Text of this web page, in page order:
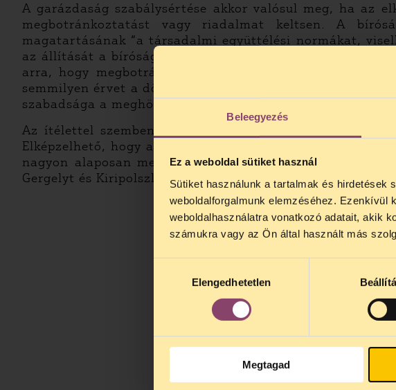
Beleegyezés
Ez a weboldal sütiket használ
Sütiket használunk a tartalmak és
weboldalforgalmunk elemzéséhez. Ezenkívül
weboldalhasználatra vonatkozó adatait, akik
számukra vagy az Ön által használt más
kiválasztásaElengedhetetlen
Megtagad
A garázdaság szabálysértése akkor valósul meg, ha az
megbotránkoztatást vagy riadalmat keltsen. A
magatartásának “a társadalmi együttélési normákat,
az állítását a bíróság mivel támasztja alá, az ítéletből
arra, hogy megbotránkoztatást vagy riadalmat keltsen,
semmilyen érvet a döntés azzal az alkotmánybírósági és
szabadsága a meghökkentő, sokkoló
Az ítélettel szemben fellebbezünk, mert a bíróság
Elképzelhető, hogy az ilyen, politikai
nagyon alaposan meg kell indokolnia, hogy miért
Gergelyt és Kiripolszky Csongort dr. Hüttl Tivadar, a TASZ
TELEFONOS
Kedves érdeklődő,
augusztus 24 között
kedden, 13 és 15 óra
alatt is elér minket.